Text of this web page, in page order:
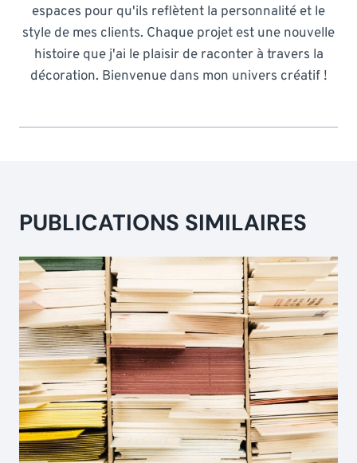
espaces pour qu'ils reflètent la personnalité et le
style de mes clients. Chaque projet est une nouvelle
histoire que j'ai le plaisir de raconter à travers la
décoration. Bienvenue dans mon univers créatif !
PUBLICATIONS SIMILAIRES